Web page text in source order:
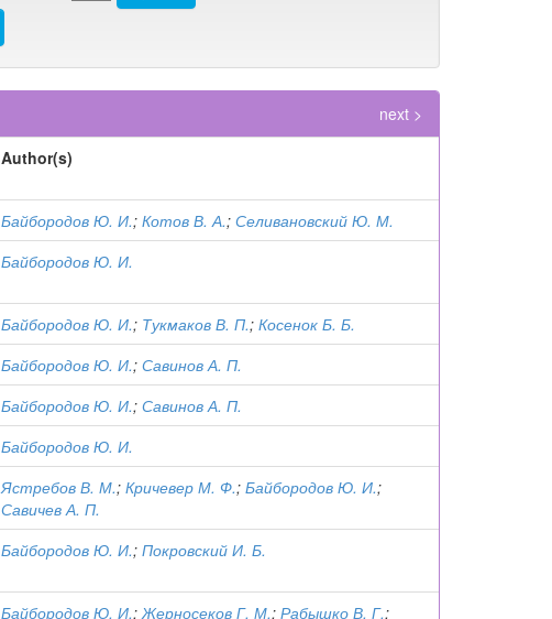
next >
Author(s)
Байбородов Ю. И.; Котов В. А.; Селивановский Ю. М.
Байбородов Ю. И.
Байбородов Ю. И.; Тукмаков В. П.; Косенок Б. Б.
Байбородов Ю. И.; Савинов А. П.
Байбородов Ю. И.; Савинов А. П.
Байбородов Ю. И.
Ястребов В. М.; Кричевер М. Ф.; Байбородов Ю. И.;
Савичев А. П.
Байбородов Ю. И.; Покровский И. Б.
Байбородов Ю. И.;Жерносеков Г. М.; Рабышко В. Г.;